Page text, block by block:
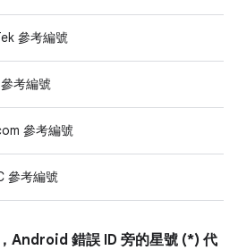
參考編號
考編號
參考編號
參考編號
Android 錯誤 ID 旁的星號 (*) 代